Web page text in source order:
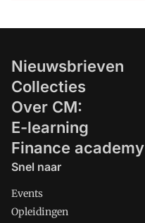
Nieuwsbrieven
Collecties
Over CM:
E-learning
Finance academy
Snel naar
Events
Opleidingen